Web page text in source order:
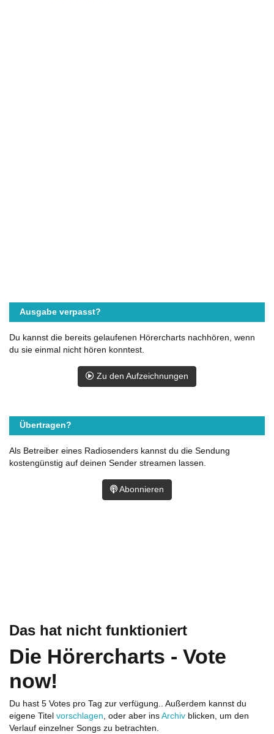
Das hat nicht funktioniert
Die Hörercharts - Vote
now!
Du hast 5 Votes pro Tag zur verfügung.. Außerdem kannst du
eigene Titel vorschlagen, oder aber ins Archiv blicken, um den
Verlauf einzelner Songs zu betrachten.
Ausgabe verpasst?
Du kannst die bereits gelaufenen Hörercharts nachhören, wenn
du sie einmal nicht hören konntest.
Zu den Aufzeichnungen
Übertragen?
Als Betreiber eines Radiosenders kannst du die Sendung
kostengünstig auf deinen Sender streamen lassen.
Abonnieren